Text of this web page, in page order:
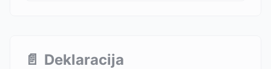
📄 Deklaracija